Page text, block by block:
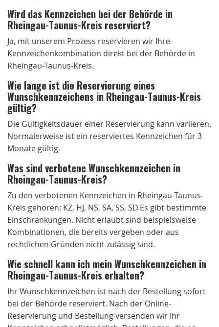
Wird das Kennzeichen bei der Behörde in
Rheingau-Taunus-Kreis reserviert?
Ja, mit unserem Prozess reservieren wir Ihre
Kennzeichenkombination direkt bei der Behörde in
Rheingau-Taunus-Kreis.
Wie lange ist die Reservierung eines
Wunschkennzeichens in Rheingau-Taunus-Kreis
gültig?
Die Gültigkeitsdauer einer Reservierung kann variieren.
Normalerweise ist ein reserviertes Kennzeichen für 3
Monate gültig.
Was sind verbotene Wunschkennzeichen in
Rheingau-Taunus-Kreis?
Zu den verbotenen Kennzeichen in Rheingau-Taunus-
Kreis gehören: KZ, HJ, NS, SA, SS, SD.Es gibt bestimmte
Einschränkungen. Nicht erlaubt sind beispielsweise
Kombinationen, die bereits vergeben oder aus
rechtlichen Gründen nicht zulässig sind.
Wie schnell kann ich mein Wunschkennzeichen in
Rheingau-Taunus-Kreis erhalten?
Ihr Wunschkennzeichen ist nach der Bestellung sofort
bei der Behörde reserviert. Nach der Online-
Reservierung und Bestellung versenden wir Ihr